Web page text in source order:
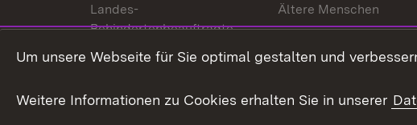
Landes-
Behindertenbeauftragte
Bürgerreferent
Karriere
Ältere Menschen
Behinderungen
Bürgerengagement
Um unsere Webseite für Sie optimal gestalten und
Weitere Informationen zu Cookies erhalten Sie in unserer